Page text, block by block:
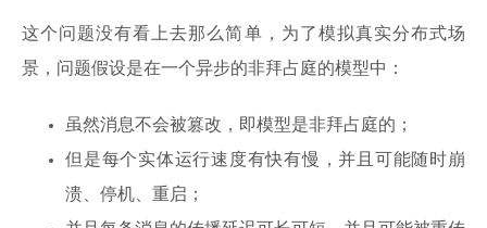
这个问题没有看上去那么简单，为了模拟真实分布式场
景，问题假设是在一个异步的非拜占庭的模型中：
虽然消息不会被篡改，即模型是非拜占庭的；
但是每个实体运行速度有快有慢，并且可能随时崩
溃、停机、重启；